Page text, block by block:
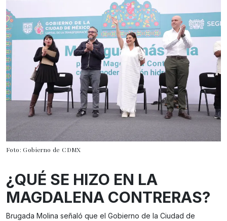
Foto: Gobierno de CDMX
¿QUÉ SE HIZO EN LA
MAGDALENA CONTRERAS?
Brugada Molina señaló que el Gobierno de la Ciudad de